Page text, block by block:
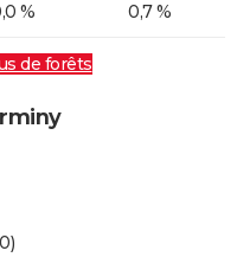
% 0,7 %
de forêts